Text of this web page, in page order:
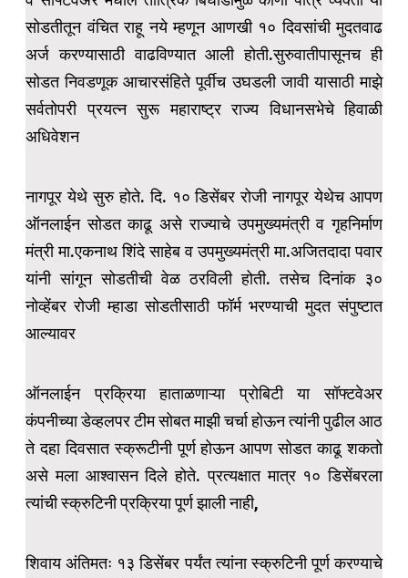
सोडतीतून वंचित राहू नये म्हणून आणखी १० दिवसांची मुदतवाढ
अर्ज करण्यासाठी वाढविण्यात आली होती.सुरुवातीपासूनच ही
सोडत निवडणूक आचारसंहिते पूर्वीच उघडली जावी यासाठी माझे
सर्वतोपरी प्रयत्न सुरू महाराष्ट्र राज्य विधानसभेचे हिवाळी
अधिवेशन
नागपूर येथे सुरु होते. दि. १० डिसेंबर रोजी नागपूर येथेच आपण
ऑनलाईन सोडत काढू असे राज्याचे उपमुख्यमंत्री व गृहनिर्माण
मंत्री मा.एकनाथ शिंदे साहेब व उपमुख्यमंत्री मा.अजितदादा पवार
यांनी सांगून सोडतीची वेळ ठरविली होती. तसेच दिनांक ३०
नोव्हेंबर रोजी म्हाडा सोडतीसाठी फॉर्म भरण्याची मुदत संपुष्टात
आल्यावर
ऑनलाईन प्रक्रिया हाताळणाऱ्या प्रोबिटी या सॉफ्टवेअर
कंपनीच्या डेव्हलपर टीम सोबत माझी चर्चा होऊन त्यांनी पुढील आठ
ते दहा दिवसात स्क्रूटीनी पूर्ण होऊन आपण सोडत काढू शकतो
असे मला आश्वासन दिले होते. प्रत्यक्षात मात्र १० डिसेंबरला
त्यांची स्क्रुटिनी प्रक्रिया पूर्ण झाली नाही,
शिवाय अंतिमतः १३ डिसेंबर पर्यंत त्यांना स्क्रुटिनी पूर्ण करण्याचे